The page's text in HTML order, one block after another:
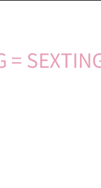
個人分享 新聞
=